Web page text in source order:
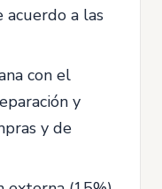
a las
con el
y
y de